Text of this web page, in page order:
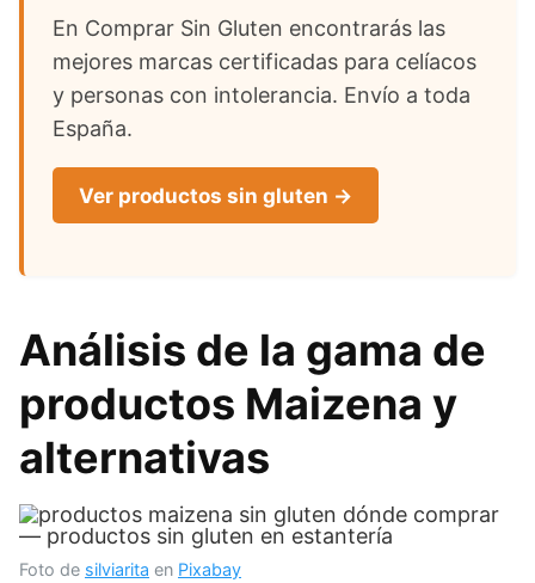
En Comprar Sin Gluten encontrarás las
mejores marcas certificadas para celíacos
y personas con intolerancia. Envío a toda
España.
Ver productos sin gluten →
Análisis de la gama de
productos Maizena y
alternativas
Foto de silviarita en Pixabay